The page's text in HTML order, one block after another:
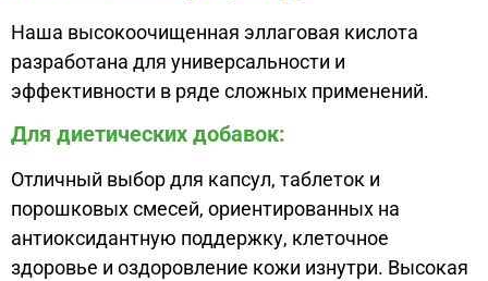
Наша высокоочищенная эллаговая кислота
разработана для универсальности и
эффективности в ряде сложных применений.
Для диетических добавок:
Отличный выбор для капсул, таблеток и
порошковых смесей, ориентированных на
антиоксидантную поддержку, клеточное
здоровье и оздоровление кожи изнутри. Высокая